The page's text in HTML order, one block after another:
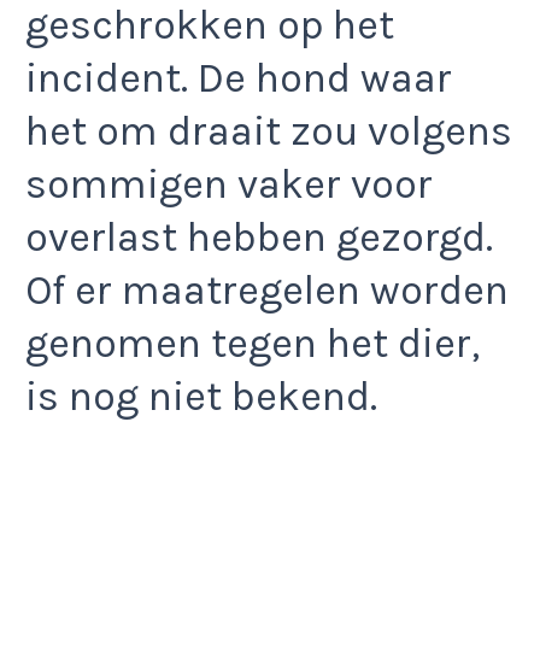
geschrokken op het
incident. De hond waar
het om draait zou volgens
sommigen vaker voor
overlast hebben gezorgd.
Of er maatregelen worden
genomen tegen het dier,
is nog niet bekend.